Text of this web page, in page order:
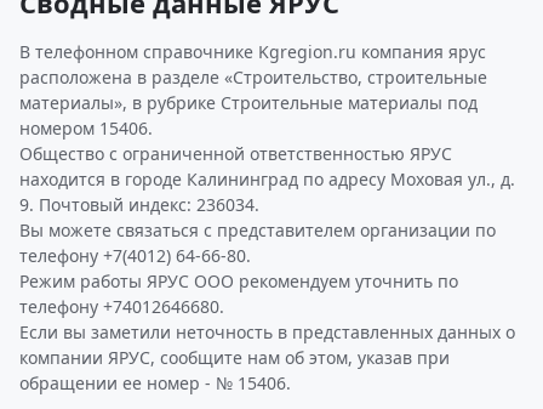
В телефонном справочнике Kgregion.ru компания ярус
расположена в разделе «Строительство, строительные
материалы», в рубрике Строительные материалы под
номером 15406.
Общество с ограниченной ответственностью ЯРУС
находится в городе Калининград по адресу Моховая ул., д.
9. Почтовый индекс: 236034.
Вы можете связаться с представителем организации по
телефону +7(4012) 64-66-80.
Режим работы ЯРУС ООО рекомендуем уточнить по
телефону +74012646680.
Если вы заметили неточность в представленных данных о
компании ЯРУС, сообщите нам об этом, указав при
обращении ее номер - № 15406.